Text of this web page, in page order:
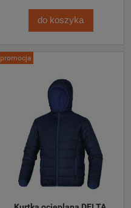
do koszyka
promocja